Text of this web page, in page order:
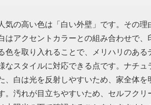
気の高い色は「白い外壁」です。その
はアクセントカラーとの組み合わせで
色を取り入れることで、メリハリのあ
なスタイルに対応できる点です。ナチ
、白は光を反射しやすいため、家全体
。汚れが目立ちやすいため、セルフク